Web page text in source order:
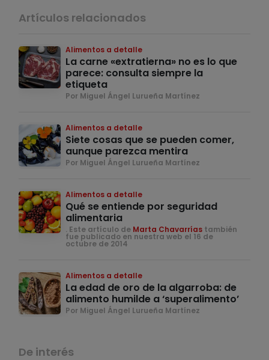
Artículos relacionados
Alimentos a detalle
La carne «extratierna» no es lo que
parece: consulta siempre la
etiqueta
Por Miguel Ángel Lurueña Martínez
Alimentos a detalle
Siete cosas que se pueden comer,
aunque parezca mentira
Por Miguel Ángel Lurueña Martínez
Alimentos a detalle
Qué se entiende por seguridad
alimentaria
. Este artículo de Marta Chavarrías también
fue publicado en nuestra web el 16 de
octubre de 2014
Alimentos a detalle
La edad de oro de la algarroba: de
alimento humilde a ‘superalimento’
Por Miguel Ángel Lurueña Martínez
De interés